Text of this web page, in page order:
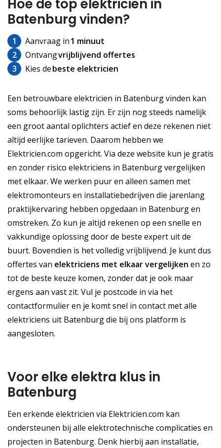
Hoe de top elektricien in
Batenburg vinden?
1 Aanvraag in1 minuut
2
Ontvangvrijblijvend offertes
3
Kies debeste elektricien
Een betrouwbare elektricien in Batenburg vinden kan
soms behoorlijk lastig zijn. Er zijn nog steeds namelijk
een groot aantal oplichters actief en deze rekenen niet
altijd eerlijke tarieven. Daarom hebben we
Elektricien.com opgericht. Via deze website kun je gratis
en zonder risico elektriciens in Batenburg vergelijken
met elkaar. We werken puur en alleen samen met
elektromonteurs en installatiebedrijven die jarenlang
praktijkervaring hebben opgedaan in Batenburg en
omstreken. Zo kun je altijd rekenen op een snelle en
vakkundige oplossing door de beste expert uit de
buurt. Bovendien is het volledig vrijblijvend. Je kunt dus
offertes van elektriciens met elkaar vergelijken en zo
tot de beste keuze komen, zonder dat je ook maar
ergens aan vast zit. Vul je postcode in via het
contactformulier en je komt snel in contact met alle
elektriciens uit Batenburg die bij ons platform is
aangesloten.
Voor elke elektra klus in
Batenburg
Een erkende elektricien via Elektricien.com kan
ondersteunen bij alle elektrotechnische complicaties en
projecten in Batenburg. Denk hierbij aan installatie,